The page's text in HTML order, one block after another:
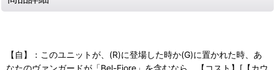
【自】：このユニットが、(R)に登場した時か(G)に置かれた時、あ
なたのヴァンガードが「Bel-Fiore」を含むなら、【コスト】[【カウ